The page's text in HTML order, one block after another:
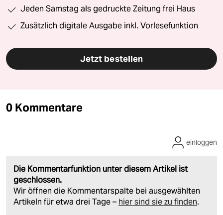
Jeden Samstag als gedruckte Zeitung frei Haus
Zusätzlich digitale Ausgabe inkl. Vorlesefunktion
Jetzt bestellen
0 Kommentare
Die Kommentarfunktion unter diesem Artikel ist
geschlossen.
Wir öffnen die Kommentarspalte bei ausgewählten
Artikeln für etwa drei Tage – hier sind sie zu finden.
einloggen